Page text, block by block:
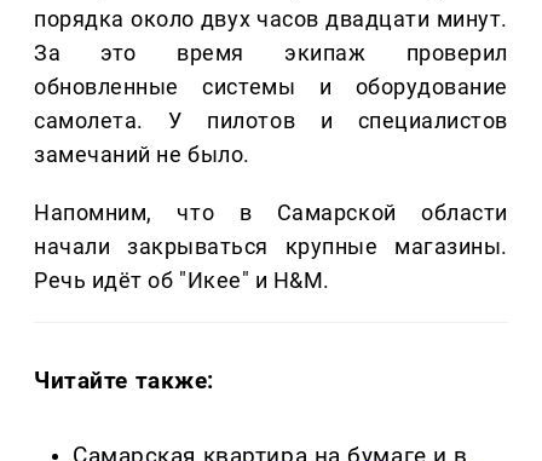
порядка около двух часов двадцати минут.
За это время экипаж проверил
обновленные системы и оборудование
самолета. У пилотов и специалистов
замечаний не было.
Напомним, что в Самарской области
начали закрываться крупные магазины.
Речь идёт об "Икее" и H&M.
Читайте также: